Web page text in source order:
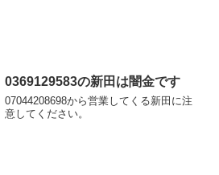
0369129583の新田は闇金です
07044208698から営業してくる新田に注
意してください。